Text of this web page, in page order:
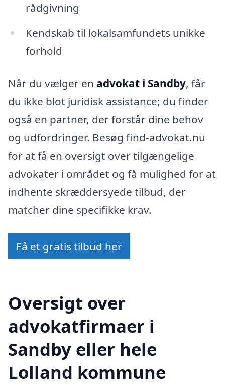
rådgivning
Kendskab til lokalsamfundets unikke
forhold
Når du vælger en advokat i Sandby, får
du ikke blot juridisk assistance; du finder
også en partner, der forstår dine behov
og udfordringer. Besøg find-advokat.nu
for at få en oversigt over tilgængelige
advokater i området og få mulighed for at
indhente skræddersyede tilbud, der
matcher dine specifikke krav.
Få et gratis tilbud her
Oversigt over
advokatfirmaer i
Sandby eller hele
Lolland kommune